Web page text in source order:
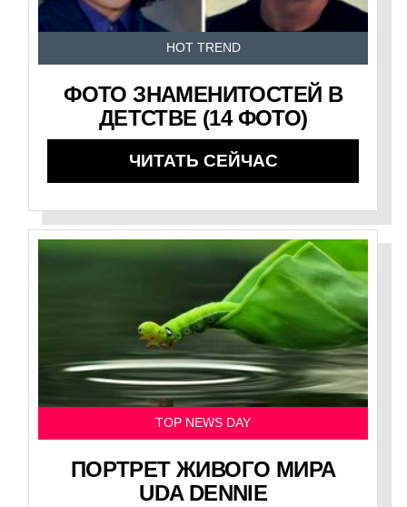
HOT TREND
ФОТО ЗНАМЕНИТОСТЕЙ В
ДЕТСТВЕ (14 ФОТО)
ЧИТАТЬ СЕЙЧАС
TOP NEWS DAY
ПОРТРЕТ ЖИВОГО МИРА
UDA DENNIE